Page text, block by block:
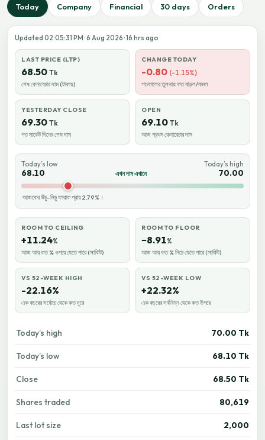
Today Company Financial 30 days Orders
Updated 02:05:31 PM · 6 Aug 2026 · 16 hrs ago
LAST PRICE (LTP)
68.50 Tk
শেষ কেনাবেচার দাম (টাকায়)
CHANGE TODAY
-0.80 (-1.15%)
গতকালের তুলনায় কত বাড়ল/কমল
YESTERDAY CLOSE
69.30 Tk
গত মার্কেট দিনের শেষ দাম
OPEN
69.10 Tk
আজ প্রথম কেনাবেচার দাম
Today’s low
68.10 এখন দাম এখানে
Today’s high
70.00
আজকের উঁচু–নিচু ফারাক প্রায় 2.79%।
ROOM TO CEILING
+11.24%
আজ আর কত % ওপরে যেতে পারে (সার্কিট)
ROOM TO FLOOR
−8.91%
আজ আর কত % নিচে যেতে পারে (সার্কিট)
VS 52-WEEK HIGH
-22.16%
এক বছরের সর্বোচ্চ থেকে কত দূরে
VS 52-WEEK LOW
+22.32%
এক বছরের সর্বনিম্ন থেকে কত উপরে
Today’s high 70.00 Tk
Today’s low 68.10 Tk
Close 68.50 Tk
Shares traded 80,619
Last lot size 2,000